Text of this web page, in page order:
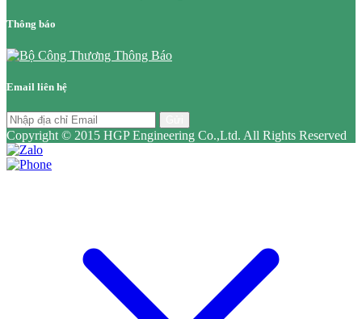
Thông báo
Email liên hệ
Copyright © 2015 HGP Engineering Co.,Ltd. All Rights Reserved